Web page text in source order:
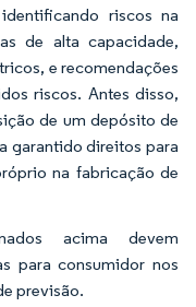
riscos na
de alta capacidade,
e recomendações
riscos. Antes disso,
de um depósito de
garantido direitos para
na fabricação de
acima devem
para consumidor nos
previsão.